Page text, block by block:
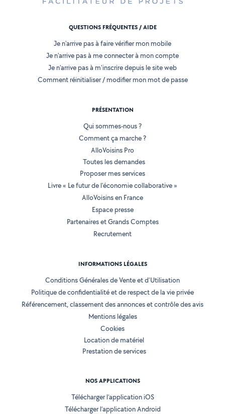
QUESTIONS FRÉQUENTES / AIDE
Je n'arrive pas à faire vérifier mon mobile
Je n'arrive pas à me connecter à mon compte
Je n'arrive pas à m'inscrire depuis le site web
Comment réinitialiser / modifier mon mot de passe
PRÉSENTATION
Qui sommes-nous ?
Comment ça marche ?
AlloVoisins Pro
Toutes les demandes
Proposer mes services
Livre « Le futur de l'économie collaborative »
AlloVoisins en France
Espace presse
Partenaires et Grands Comptes
Recrutement
INFORMATIONS LÉGALES
Conditions Générales de Vente et d'Utilisation
Politique de confidentialité et de respect de la vie privée
Référencement, classement des annonces et contrôle des avis
Mentions légales
Cookies
Location de matériel
Prestation de services
NOS APPLICATIONS
Télécharger l’application iOS
Télécharger l’application Android